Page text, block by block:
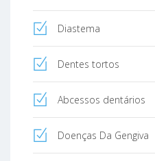
Diastema
Dentes tortos
Abcessos dentários
Doenças Da Gengiva